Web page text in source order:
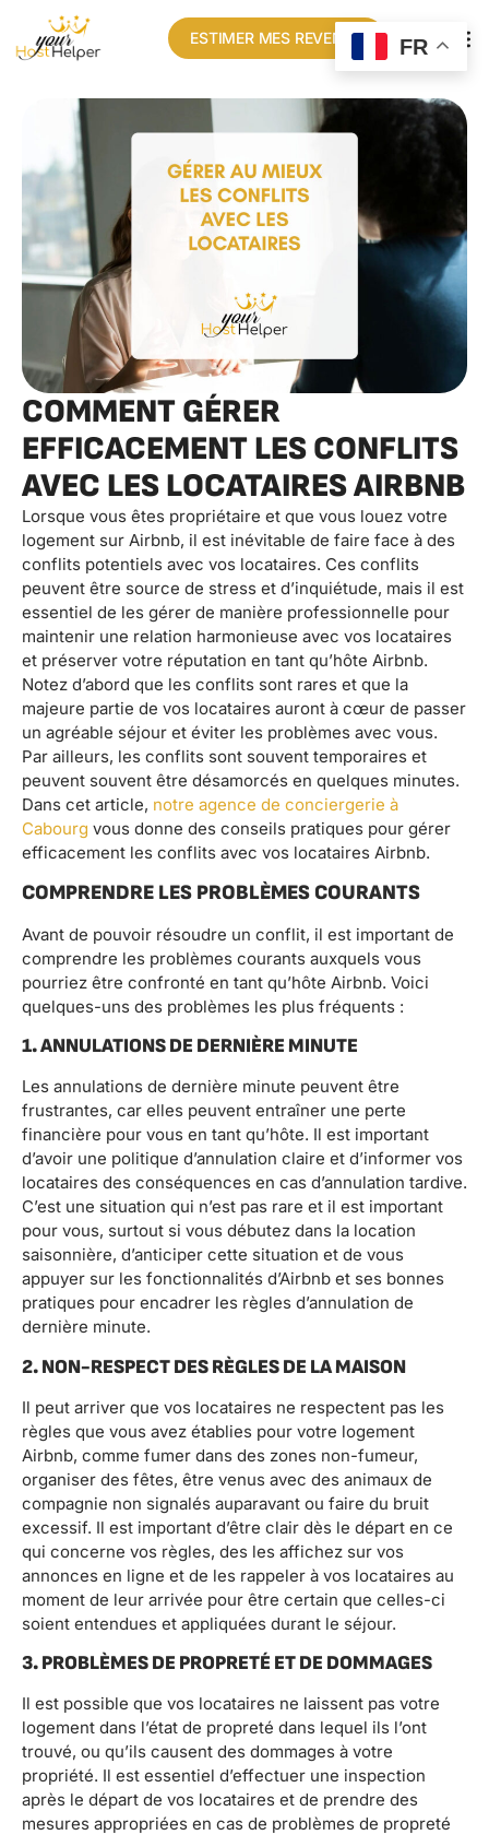
ESTIMER MES REVENUS
COMMENT GÉRER
EFFICACEMENT LES CONFLITS
AVEC LES LOCATAIRES AIRBNB
Lorsque vous êtes propriétaire et que vous louez votre
logement sur Airbnb, il est inévitable de faire face à des
conflits potentiels avec vos locataires. Ces conflits
peuvent être source de stress et d’inquiétude, mais il est
essentiel de les gérer de manière professionnelle pour
maintenir une relation harmonieuse avec vos locataires
et préserver votre réputation en tant qu’hôte Airbnb.
Notez d’abord que les conflits sont rares et que la
majeure partie de vos locataires auront à cœur de passer
un agréable séjour et éviter les problèmes avec vous.
Par ailleurs, les conflits sont souvent temporaires et
peuvent souvent être désamorcés en quelques minutes.
Dans cet article, notre agence de conciergerie à
Cabourg vous donne des conseils pratiques pour gérer
efficacement les conflits avec vos locataires Airbnb.
COMPRENDRE LES PROBLÈMES COURANTS
Avant de pouvoir résoudre un conflit, il est important de
comprendre les problèmes courants auxquels vous
pourriez être confronté en tant qu’hôte Airbnb. Voici
quelques-uns des problèmes les plus fréquents :
1. ANNULATIONS DE DERNIÈRE MINUTE
Les annulations de dernière minute peuvent être
frustrantes, car elles peuvent entraîner une perte
financière pour vous en tant qu’hôte. Il est important
d’avoir une politique d’annulation claire et d’informer vos
locataires des conséquences en cas d’annulation tardive.
C’est une situation qui n’est pas rare et il est important
pour vous, surtout si vous débutez dans la location
saisonnière, d’anticiper cette situation et de vous
appuyer sur les fonctionnalités d’Airbnb et ses bonnes
pratiques pour encadrer les règles d’annulation de
dernière minute.
2. NON-RESPECT DES RÈGLES DE LA MAISON
Il peut arriver que vos locataires ne respectent pas les
règles que vous avez établies pour votre logement
Airbnb, comme fumer dans des zones non-fumeur,
organiser des fêtes, être venus avec des animaux de
compagnie non signalés auparavant ou faire du bruit
excessif. Il est important d’être clair dès le départ en ce
qui concerne vos règles, des les affichez sur vos
annonces en ligne et de les rappeler à vos locataires au
moment de leur arrivée pour être certain que celles-ci
soient entendues et appliquées durant le séjour.
3. PROBLÈMES DE PROPRETÉ ET DE DOMMAGES
Il est possible que vos locataires ne laissent pas votre
logement dans l’état de propreté dans lequel ils l’ont
trouvé, ou qu’ils causent des dommages à votre
propriété. Il est essentiel d’effectuer une inspection
après le départ de vos locataires et de prendre des
mesures appropriées en cas de problèmes de propreté
FR